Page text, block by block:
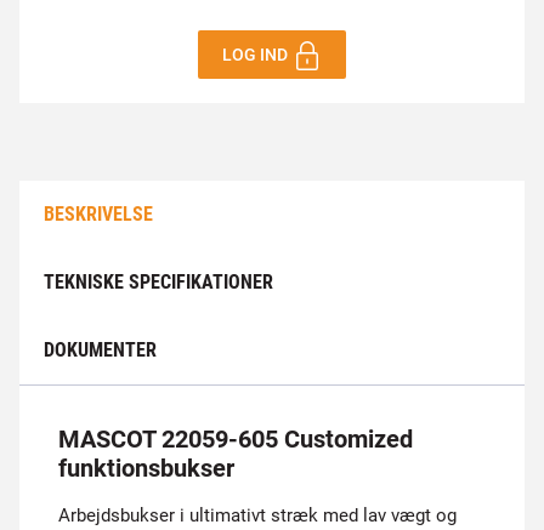
LOG IND
BESKRIVELSE
TEKNISKE SPECIFIKATIONER
DOKUMENTER
MASCOT 22059-605 Customized
funktionsbukser
Arbejdsbukser i ultimativt stræk med lav vægt og